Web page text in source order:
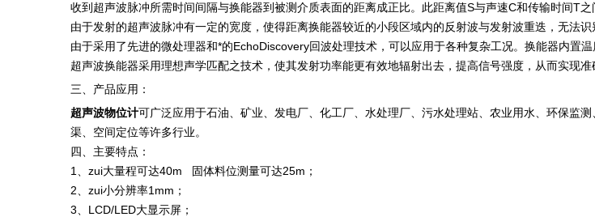
收到超声波脉冲所需时间间隔与换能器到被测介质表面的距离成正比。此距离值S与声速C和传输时间T之
由于发射的超声波脉冲有一定的宽度，使得距离换能器较近的小段区域内的反射波与发射波重迭，无法
由于采用了先进的微处理器和*的EchoDiscovery回波处理技术，可以应用于各种复杂工况。换能器内置
超声波换能器采用理想声学匹配之技术，使其发射功率能更有效地辐射出去，提高信号强度，从而实现准
三、产品应用：
超声波物位计可广泛应用于石油、矿业、发电厂、化工厂、水处理厂、污水处理站、农业用水、环保监
渠、空间定位等许多行业。
四、主要特点：
1、zui大量程可达40m 固体料位测量可达25m；
2、zui小分辨率1mm；
3、LCD/LED大显示屏；